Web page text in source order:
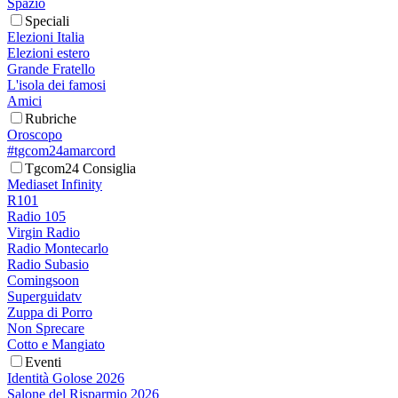
Spazio
Speciali
Elezioni Italia
Elezioni estero
Grande Fratello
L'isola dei famosi
Amici
Rubriche
Oroscopo
#tgcom24amarcord
Tgcom24 Consiglia
Mediaset Infinity
R101
Radio 105
Virgin Radio
Radio Montecarlo
Radio Subasio
Comingsoon
Superguidatv
Zuppa di Porro
Non Sprecare
Cotto e Mangiato
Eventi
Identità Golose 2026
Salone del Risparmio 2026